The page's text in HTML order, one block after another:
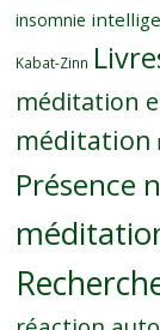
insomnie
Kabat-Zinn
méditation
méditation
Présence